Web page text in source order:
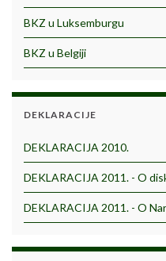
BKZ u Luksemburgu
BKZ u Belgiji
DEKLARACIJE
DEKLARACIJA 2010.
DEKLARACIJA 2011. - O
DEKLARACIJA 2011. - O